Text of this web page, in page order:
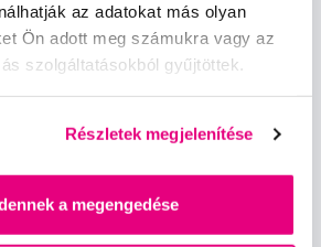
az adatokat más olyan
Ön adott meg számukra vagy az
szolgáltatásokból gyűjtöttek.
Részletek megjelenítése
a megengedése